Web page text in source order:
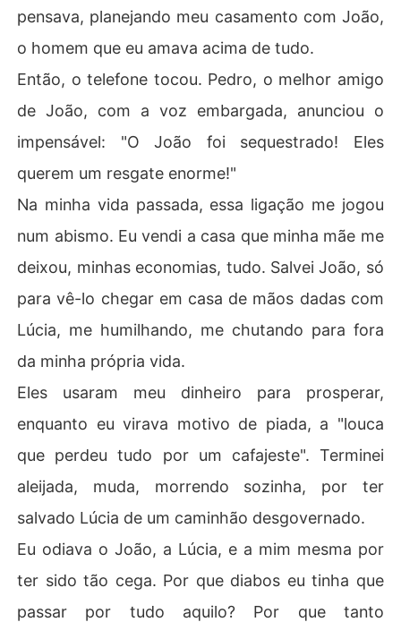
Eles usaram meu dinheiro para prosperar, enquanto eu
virava motivo de piada, a "louca que perdeu tudo por u
a, por ter salvado Lúcia de um caminhão desgovernad
o.
Eu odiava o João, a Lúcia, e a mim mesma por ter sido t
ão cega. Por que diabos eu tinha que passar por tudo a
quilo? Por que tanto sofrimento por um amor que nunca
existiu?
Mas agora, eu estava de volta. No meu quarto de estud
ante, com minhas pernas, minha voz, e a ligação de Ped
ro no celular. Desta vez, eu não vou salvá-lo.
pensava, planejando meu casamento com João,
o homem que eu amava acima de tudo.
Então, o telefone tocou. Pedro, o melhor amigo
de João, com a voz embargada, anunciou o
impensável: "O João foi sequestrado! Eles
querem um resgate enorme!"
Na minha vida passada, essa ligação me jogou
num abismo. Eu vendi a casa que minha mãe me
deixou, minhas economias, tudo. Salvei João, só
para vê-lo chegar em casa de mãos dadas com
Lúcia, me humilhando, me chutando para fora
da minha própria vida.
Eles usaram meu dinheiro para prosperar,
enquanto eu virava motivo de piada, a "louca
que perdeu tudo por um cafajeste". Terminei
aleijada, muda, morrendo sozinha, por ter
salvado Lúcia de um caminhão desgovernado.
Eu odiava o João, a Lúcia, e a mim mesma por
ter sido tão cega. Por que diabos eu tinha que
passar por tudo aquilo? Por que tanto